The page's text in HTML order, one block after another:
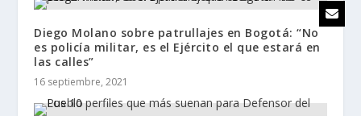
Diego Molano sobre patrullajes en Bogotá: “No
es policía militar, es el Ejército el que estará en
las calles”
16 septiembre, 2021